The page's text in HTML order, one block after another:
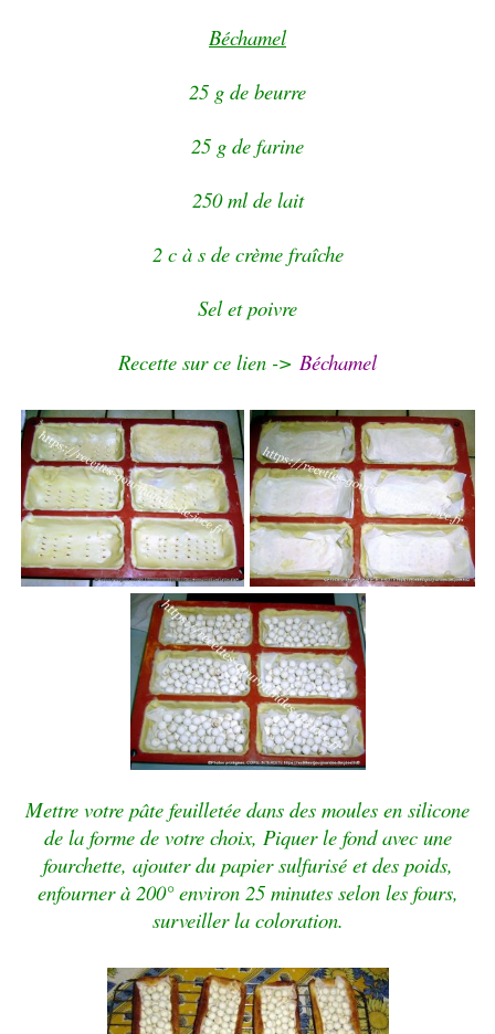
Béchamel
25 g de beurre
25 g de farine
250 ml de lait
2 c à s de crème fraîche
Sel et poivre
Recette sur ce lien -> Béchamel
Mettre votre pâte feuilletée dans des moules en silicone
de la forme de votre choix, Piquer le fond avec une
fourchette, ajouter du papier sulfurisé et des poids,
enfourner à 200° environ 25 minutes selon les fours,
surveiller la coloration.